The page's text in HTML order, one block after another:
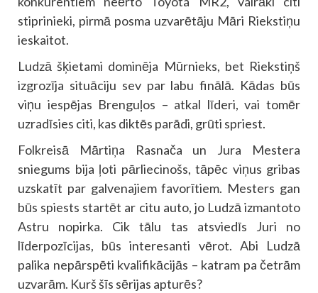
stiprinieki, pirmā posma uzvarētāju Māri Riekstiņu
ieskaitot.
Ludzā šķietami dominēja Mūrnieks, bet Riekstiņš
izgrozīja situāciju sev par labu finālā. Kādas būs
viņu iespējas Brenguļos – atkal līderi, vai tomēr
uzradīsies citi, kas diktēs parādi, grūti spriest.
Folkreisā Mārtiņa Rasnača un Jura Mestera
sniegums bija ļoti pārliecinošs, tāpēc viņus gribas
uzskatīt par galvenajiem favorītiem. Mesters gan
būs spiests startēt ar citu auto, jo Ludzā izmantoto
Astru nopirka. Cik tālu tas atsviedīs Juri no
līderpozīcijas, būs interesanti vērot. Abi Ludzā
palika nepārspēti kvalifikācijās – katram pa četrām
uzvarām. Kurš šīs sērijas apturēs?